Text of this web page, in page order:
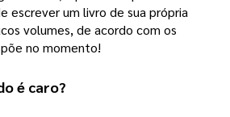
escrever um livro de sua própria
volumes, de acordo com os
no momento!
é caro?